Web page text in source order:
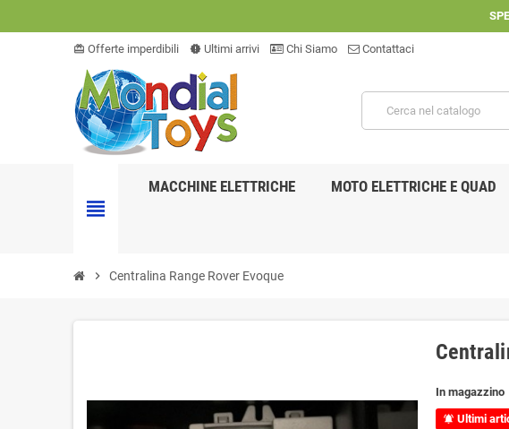
card_giftcard Offerte imperdibili new_releases Ultimi arrivi Chi Siamo Contattaci
view_headline
MACCHINE ELETTRICHE MOTO ELETTRICHE E QUAD
chevron_right Centralina Range Rover Evoque
In magazzino
notifications_active Ultimi